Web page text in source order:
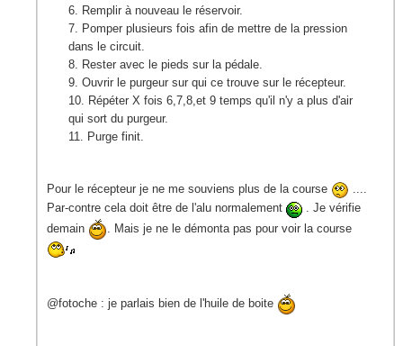
Remplir à nouveau le réservoir.
Pomper plusieurs fois afin de mettre de la pression
dans le circuit.
Rester avec le pieds sur la pédale.
Ouvrir le purgeur sur qui ce trouve sur le récepteur.
Répéter X fois 6,7,8,et 9 temps qu'il n'y a plus d'air
qui sort du purgeur.
Purge finit.
Pour le récepteur je ne me souviens plus de la course
....
Par-contre cela doit être de l'alu normalement
. Je vérifie
demain
. Mais je ne le démonta pas pour voir la course
@fotoche : je parlais bien de l'huile de boite